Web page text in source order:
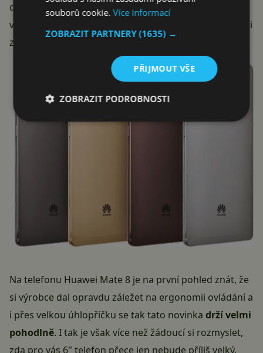
dováží buď v námi testované šedé , nebo
variantě. Telefon však existuje také ve
nebo velmi
zajímavě vypadající
barevné variantě.
Na telefonu Huawei Mate 8 je na první pohled znát, že
si výrobce dal opravdu záležet na ergonomii ovládání a
i přes velkou úhlopříčku se tak tato novinka drží velmi
pohodlně. I tak je však více než žádoucí si rozmyslet,
zda pro vás 6″ telefon přece jen nebude příliš velký.
souborů cookie.Více informací
ZOBRAZIT PARTNERY(1635) →
PŘIJMOUT VŠE
ZOBRAZIT PODROBNOSTI